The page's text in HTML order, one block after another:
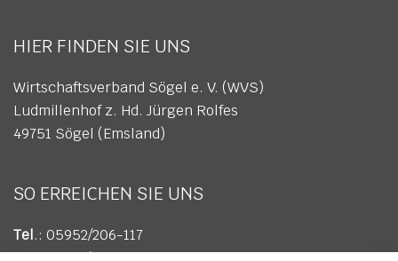
HIER FINDEN SIE UNS
Wirtschaftsverband Sögel e. V. (WVS)
Ludmillenhof z. Hd. Jürgen Rolfes
49751 Sögel (Emsland)
SO ERREICHEN SIE UNS
Tel.: 05952/206-117